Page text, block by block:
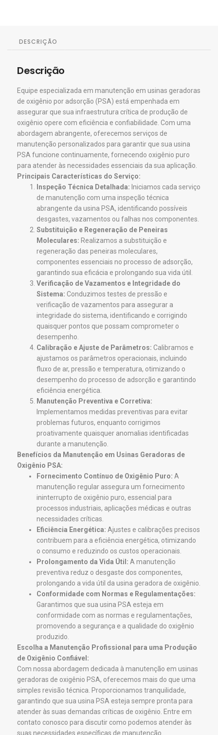
DESCRIÇÃO
Descrição
Equipe especializada em manutenção em usinas geradoras
de oxigênio por adsorção (PSA) está empenhada em
assegurar que sua infraestrutura crítica de produção de
oxigênio opere com eficiência e confiabilidade. Com uma
abordagem abrangente, oferecemos serviços de
manutenção personalizados para garantir que sua usina
PSA funcione continuamente, fornecendo oxigênio puro
para atender às necessidades essenciais da sua aplicação.
Principais Características do Serviço:
Inspeção Técnica Detalhada: Iniciamos cada serviço
de manutenção com uma inspeção técnica
abrangente da usina PSA, identificando possíveis
desgastes, vazamentos ou falhas nos componentes.
Substituição e Regeneração de Peneiras
Moleculares: Realizamos a substituição e
regeneração das peneiras moleculares,
componentes essenciais no processo de adsorção,
garantindo sua eficácia e prolongando sua vida útil.
Verificação de Vazamentos e Integridade do
Sistema: Conduzimos testes de pressão e
verificação de vazamentos para assegurar a
integridade do sistema, identificando e corrigindo
quaisquer pontos que possam comprometer o
desempenho.
Calibração e Ajuste de Parâmetros: Calibramos e
ajustamos os parâmetros operacionais, incluindo
fluxo de ar, pressão e temperatura, otimizando o
desempenho do processo de adsorção e garantindo
eficiência energética.
Manutenção Preventiva e Corretiva:
Implementamos medidas preventivas para evitar
problemas futuros, enquanto corrigimos
proativamente quaisquer anomalias identificadas
durante a manutenção.
Benefícios da Manutenção em Usinas Geradoras de
Oxigênio PSA:
Fornecimento Contínuo de Oxigênio Puro: A
manutenção regular assegura um fornecimento
ininterrupto de oxigênio puro, essencial para
processos industriais, aplicações médicas e outras
necessidades críticas.
Eficiência Energética: Ajustes e calibrações precisos
contribuem para a eficiência energética, otimizando
o consumo e reduzindo os custos operacionais.
Prolongamento da Vida Útil: A manutenção
preventiva reduz o desgaste dos componentes,
prolongando a vida útil da usina geradora de oxigênio.
Conformidade com Normas e Regulamentações:
Garantimos que sua usina PSA esteja em
conformidade com as normas e regulamentações,
promovendo a segurança e a qualidade do oxigênio
produzido.
Escolha a Manutenção Profissional para uma Produção
de Oxigênio Confiável:
Com nossa abordagem dedicada à manutenção em usinas
geradoras de oxigênio PSA, oferecemos mais do que uma
simples revisão técnica. Proporcionamos tranquilidade,
garantindo que sua usina PSA esteja sempre pronta para
atender às suas demandas críticas de oxigênio. Entre em
contato conosco para discutir como podemos atender às
suas necessidades específicas de manutenção.